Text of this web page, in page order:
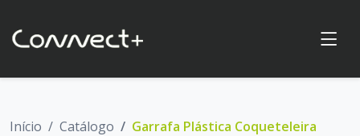
Início Catálogo Garrafa Plástica Coqueteleira